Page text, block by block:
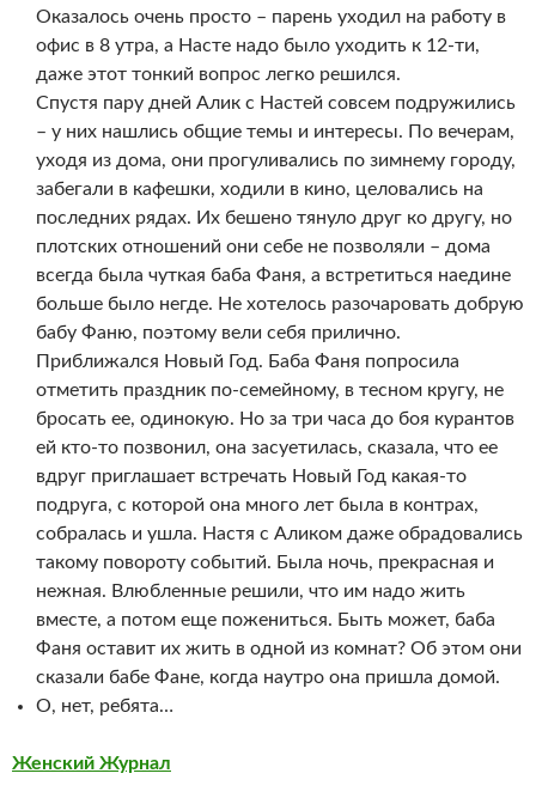
Оказалось очень просто – парень уходил на работу в
офис в 8 утра, а Насте надо было уходить к 12-ти,
даже этот тонкий вопрос легко решился.
Спустя пару дней Алик с Настей совсем подружились
– у них нашлись общие темы и интересы. По вечерам,
уходя из дома, они прогуливались по зимнему городу,
забегали в кафешки, ходили в кино, целовались на
последних рядах. Их бешено тянуло друг ко другу, но
плотских отношений они себе не позволяли – дома
всегда была чуткая баба Фаня, а встретиться наедине
больше было негде. Не хотелось разочаровать добрую
бабу Фаню, поэтому вели себя прилично.
Приближался Новый Год. Баба Фаня попросила
отметить праздник по-семейному, в тесном кругу, не
бросать ее, одинокую. Но за три часа до боя курантов
ей кто-то позвонил, она засуетилась, сказала, что ее
вдруг приглашает встречать Новый Год какая-то
подруга, с которой она много лет была в контрах,
собралась и ушла. Настя с Аликом даже обрадовались
такому повороту событий. Была ночь, прекрасная и
нежная. Влюбленные решили, что им надо жить
вместе, а потом еще пожениться. Быть может, баба
Фаня оставит их жить в одной из комнат? Об этом они
сказали бабе Фане, когда наутро она пришла домой.
О, нет, ребята…
Женский Журнал